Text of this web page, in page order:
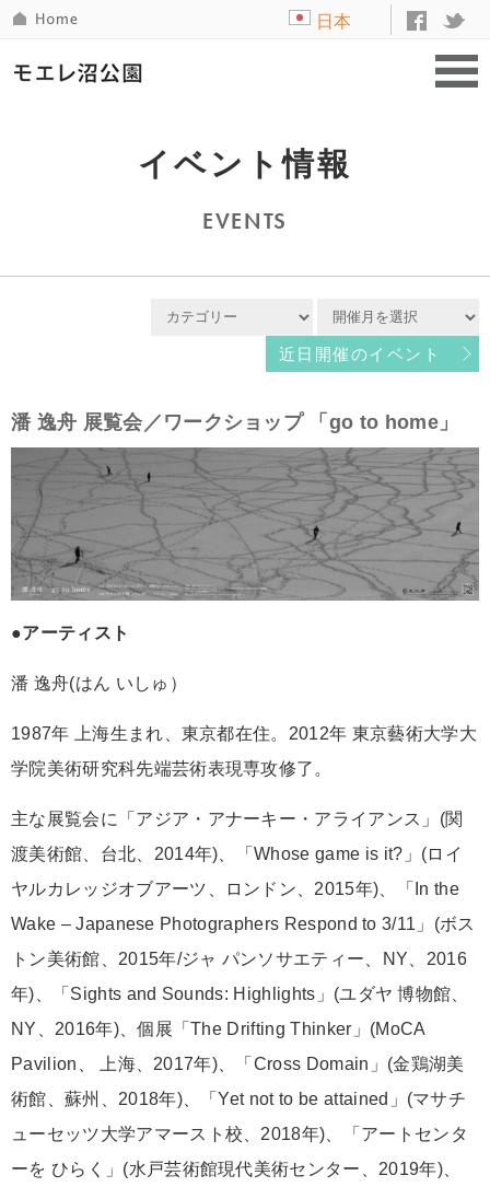
日本
イベント情報
EVENTS
近日開催のイベント
潘 逸舟 展覧会／ワークショップ 「go to home」
●アーティスト
潘 逸舟(はん いしゅ）
1987年 上海生まれ、東京都在住。2012年 東京藝術大学大
学院美術研究科先端芸術表現専攻修了。
主な展覧会に「アジア・アナーキー・アライアンス」(関
渡美術館、台北、2014年)、「Whose game is it?」(ロイ
ヤルカレッジオブアーツ、ロンドン、2015年)、「In the
Wake – Japanese Photographers Respond to 3/11」(ボス
トン美術館、2015年/ジャ パンソサエティー、NY、2016
年)、「Sights and Sounds: Highlights」(ユダヤ 博物館、
NY、2016年)、個展「The Drifting Thinker」(MoCA
Pavilion、 上海、2017年)、「Cross Domain」(金鶏湖美
術館、蘇州、2018年)、「Yet not to be attained」(マサチ
ューセッツ大学アマースト校、2018年)、「アートセンタ
ーを ひらく」(水戸芸術館現代美術センター、2019年)、